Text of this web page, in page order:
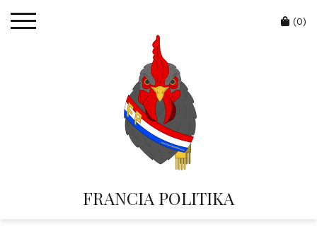
FRANCIA POLITIKA
Cart
(0)